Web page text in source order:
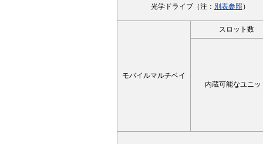
光学ドライブ（注： 別表参照 ）
モバイルマルチベイ
スロット数
内蔵可能なユニッ